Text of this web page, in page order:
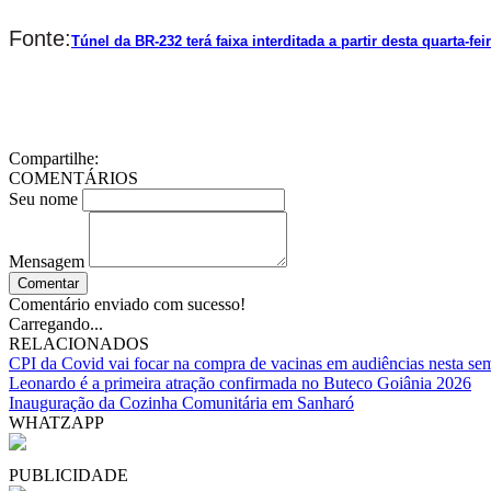
Fonte:Túnel da BR-232 terá faixa interditada a partir desta quarta-
Compartilhe:
COMENTÁRIOS
Seu nome
Mensagem
Comentar
Comentário enviado com sucesso!
Carregando...
RELACIONADOS
CPI da Covid vai focar na compra de vacinas em audiências nesta
Leonardo é a primeira atração confirmada no Buteco Goiânia 2026
Inauguração da Cozinha Comunitária em Sanharó
WHATZAPP
PUBLICIDADE